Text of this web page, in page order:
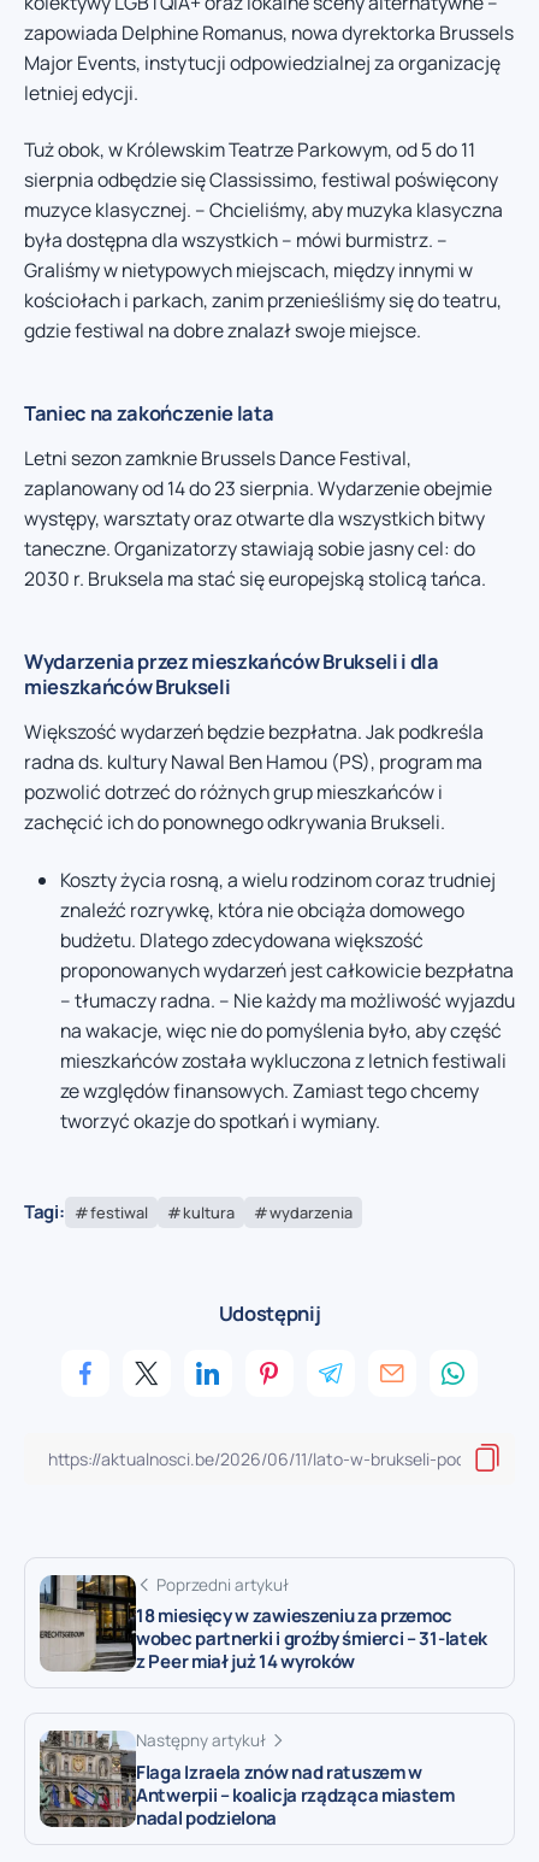
zapowiada Delphine Romanus, nowa dyrektorka Brussels
Major Events, instytucji odpowiedzialnej za organizację
letniej edycji.
Tuż obok, w Królewskim Teatrze Parkowym, od 5 do 11
sierpnia odbędzie się Classissimo, festiwal poświęcony
muzyce klasycznej. – Chcieliśmy, aby muzyka klasyczna
była dostępna dla wszystkich – mówi burmistrz. –
Graliśmy w nietypowych miejscach, między innymi w
kościołach i parkach, zanim przenieśliśmy się do teatru,
gdzie festiwal na dobre znalazł swoje miejsce.
Taniec na zakończenie lata
Letni sezon zamknie Brussels Dance Festival,
zaplanowany od 14 do 23 sierpnia. Wydarzenie obejmie
występy, warsztaty oraz otwarte dla wszystkich bitwy
taneczne. Organizatorzy stawiają sobie jasny cel: do
2030 r. Bruksela ma stać się europejską stolicą tańca.
Wydarzenia przez mieszkańców Brukseli i dla
mieszkańców Brukseli
Większość wydarzeń będzie bezpłatna. Jak podkreśla
radna ds. kultury Nawal Ben Hamou (PS), program ma
pozwolić dotrzeć do różnych grup mieszkańców i
zachęcić ich do ponownego odkrywania Brukseli.
Koszty życia rosną, a wielu rodzinom coraz trudniej
znaleźć rozrywkę, która nie obciąża domowego
budżetu. Dlatego zdecydowana większość
proponowanych wydarzeń jest całkowicie bezpłatna
– tłumaczy radna. – Nie każdy ma możliwość wyjazdu
na wakacje, więc nie do pomyślenia było, aby część
mieszkańców została wykluczona z letnich festiwali
ze względów finansowych. Zamiast tego chcemy
tworzyć okazje do spotkań i wymiany.
Tagi: festiwal kultura wydarzenia
Udostępnij
Poprzedni artykuł
18 miesięcy w zawieszeniu za przemoc
wobec partnerki i groźby śmierci – 31-latek
z Peer miał już 14 wyroków
Następny artykuł
Flaga Izraela znów nad ratuszem w
Antwerpii – koalicja rządząca miastem
nadal podzielona